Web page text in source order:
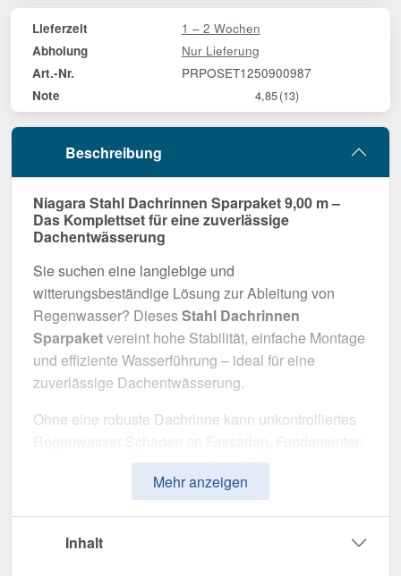
Lieferzeit 1 – 2 Wochen
Abholung Nur Lieferung
Art.-Nr. PRPOSET1250900987
Note 4,85(13)
Beschreibung
Niagara Stahl Dachrinnen Sparpaket 9,00 m –
Das Komplettset für eine zuverlässige
Dachentwässerung
Sie suchen eine langlebige und
witterungsbeständige Lösung zur Ableitung von
Regenwasser? DiesesStahl Dachrinnen
Sparpaketvereint hohe Stabilität, einfache Montage
und effiziente Wasserführung – ideal für eine
zuverlässige Dachentwässerung.
Ohne eine robuste Dachrinne kann unkontrolliertes
und Außenanlagen verursachen. Dieses
Dachrinnensystem wurde speziell entwickelt, um
durch hohe Widerstandsfähigkeit, eine durchdachte
Mehr anzeigen
Inhalt